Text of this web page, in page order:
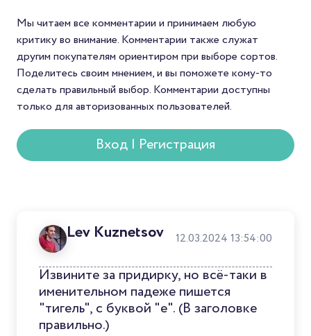
как единый чайный регион.
мулом рядом.
Мы читаем все комментарии и принимаем любую
критику во внимание. Комментарии также служат
другим покупателям ориентиром при выборе сортов.
Поделитесь своим мнением, и вы поможете кому-то
сделать правильный выбор. Комментарии доступны
только для авторизованных пользователей.
Вход | Регистрация
Lev Kuznetsov 12.03.2024 13:54:00
Извините за придирку, но всё-таки в
именительном падеже пишется
"тигель", с буквой "е". (В заголовке
правильно.)